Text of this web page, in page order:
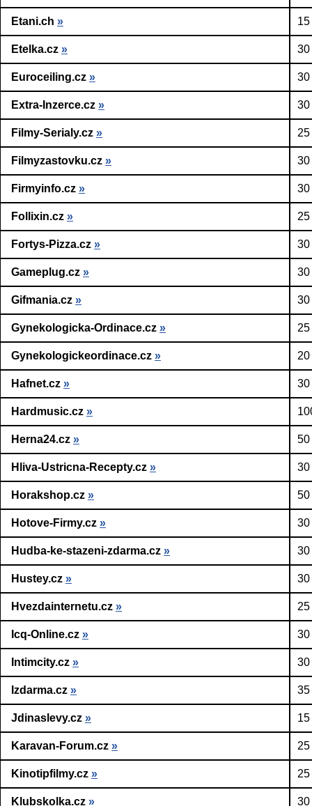
Etani.ch »
Etelka.cz » 30
Euroceiling.cz » 30
Extra-Inzerce.cz » 30
Filmy-Serialy.cz »
Filmyzastovku.cz » 30
Firmyinfo.cz » 30
Follixin.cz »
Fortys-Pizza.cz » 30
Gameplug.cz » 30
Gifmania.cz » 30
Gynekologicka-Ordinace.cz »
Gynekologickeordinace.cz »
Hafnet.cz » 30
Hardmusic.cz »
Herna24.cz » 50
Hliva-Ustricna-Recepty.cz » 30
Horakshop.cz » 50
Hotove-Firmy.cz » 30
Hudba-ke-stazeni-zdarma.cz » 30
Hustey.cz » 30
Hvezdainternetu.cz »
Icq-Online.cz » 30
Intimcity.cz » 30
Izdarma.cz » 35
Jdinaslevy.cz »
Karavan-Forum.cz »
Kinotipfilmy.cz »
Klubskolka.cz » 30